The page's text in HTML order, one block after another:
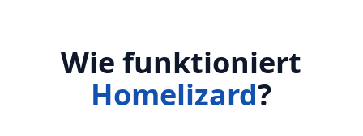
Wie funktioniert
Homelizard?